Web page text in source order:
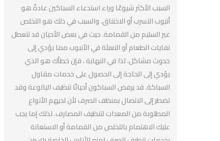
السبب الأكثر شيوعًا وراء استدعاء السباكين عادةً هو
أنبوب التسرب أو الاختناق. والسبب في ذلك هو التخلص
غير السليم من القمامة. حيث في بعض الأحيان قد تتعطل
نفايات الطعام أو التعبئة في الأنبوب مما يؤدي إلى
حدوث مشاكل. لذا في النهاية ، فإن خطأك هو الذي
يؤدي إلى الحاجة إلى الحصول على خدمات مقاول
السباكة. قد يرفض السباكون أحيانًا تنظيف البالوعة وقد
تضطر إلى الاتصال بمنظف الصرف لأن لديهم الأنواع
المطلوبة من المعدات لتنظيف المصارف. لذلك إما يجب
عليك الاهتمام بالتخلص من القمامة أو الاستعانة